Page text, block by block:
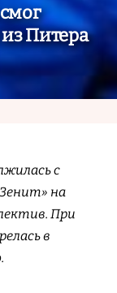
Питера
с
на
При
в